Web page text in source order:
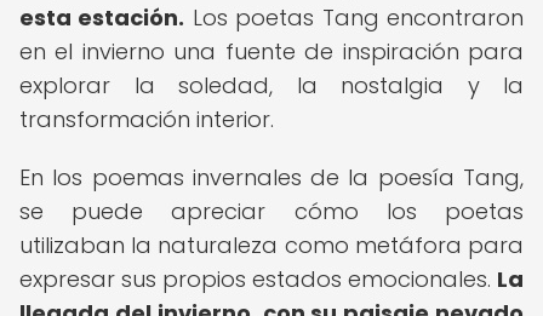
esta estación. Los poetas Tang encontraron
en el invierno una fuente de inspiración para
explorar la soledad, la nostalgia y la
transformación interior.
En los poemas invernales de la poesía Tang,
se puede apreciar cómo los poetas
utilizaban la naturaleza como metáfora para
expresar sus propios estados emocionales. La